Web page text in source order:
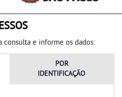
consulta e informe os dados:
POR
IDENTIFICAÇÃO